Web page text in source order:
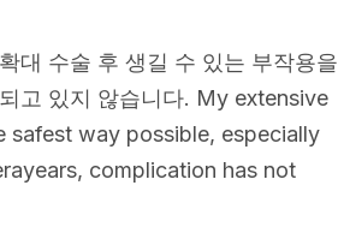
대 수술 후 생길 수 있는 부작용을
고 있지 않습니다. My extensive
safest way possible, especially
complication has not